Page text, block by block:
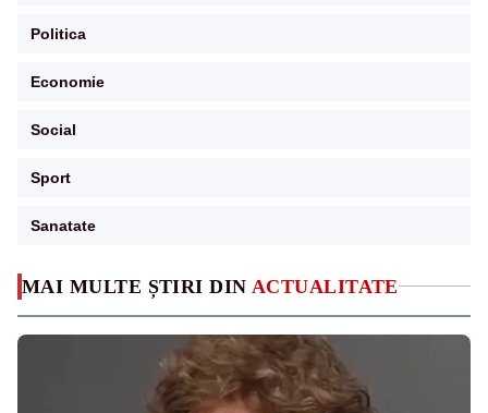
MAI MULTE ȘTIRI DIN ACTUALITATE
Politica
Economie
Social
Sport
Sanatate